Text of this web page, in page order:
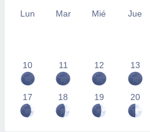
Lun Mar Mié Jue
10 11 12 13
17 18 19 20